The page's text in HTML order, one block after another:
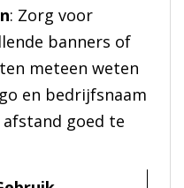
: Zorg voor
banners of
meteen weten
en bedrijfsnaam
goed te